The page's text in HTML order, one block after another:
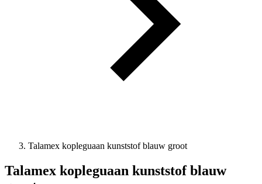
Talamex kopleguaan kunststof blauw groot
Talamex kopleguaan kunststof blauw